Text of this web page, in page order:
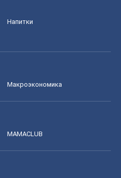
Напитки
Mакроэкономика
MAMACLUB